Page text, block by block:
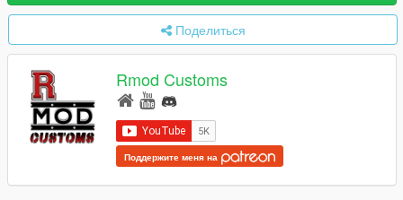
Поделиться
Rmod Customs
Поддержите меня на